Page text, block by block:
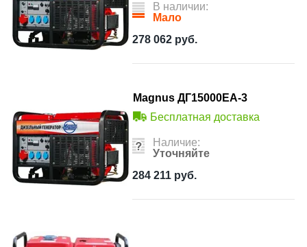
В наличии:
Мало
278 062 руб.
Magnus ДГ15000ЕА-3
Бесплатная доставка
Наличие:
Уточняйте
284 211 руб.